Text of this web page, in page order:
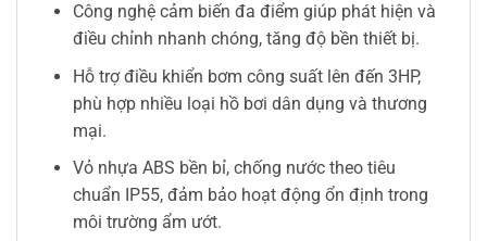
Công nghệ cảm biến đa điểm giúp phát hiện và
điều chỉnh nhanh chóng, tăng độ bền thiết bị.
Hỗ trợ điều khiển bơm công suất lên đến 3HP,
phù hợp nhiều loại hồ bơi dân dụng và thương
mại.
Vỏ nhựa ABS bền bỉ, chống nước theo tiêu
chuẩn IP55, đảm bảo hoạt động ổn định trong
môi trường ẩm ướt.